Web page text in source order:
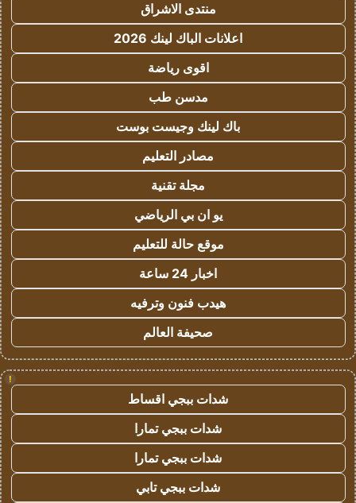
منتدى الاشراق
اعلانات الباك لينك 2026
اقوى رياضة
مدسن طب
باك لينك وجيست بوست
مصادر التعليم
مجلة تقنية
يو ان بي الرياضي
موقع حالة للتعليم
اخبار 24 ساعة
هيدب فنون وترفيه
صحيفة العالم
!
شدات ببجي اقساط
شدات ببجي تمارا
شدات ببجي تمارا
شدات ببجي تابي